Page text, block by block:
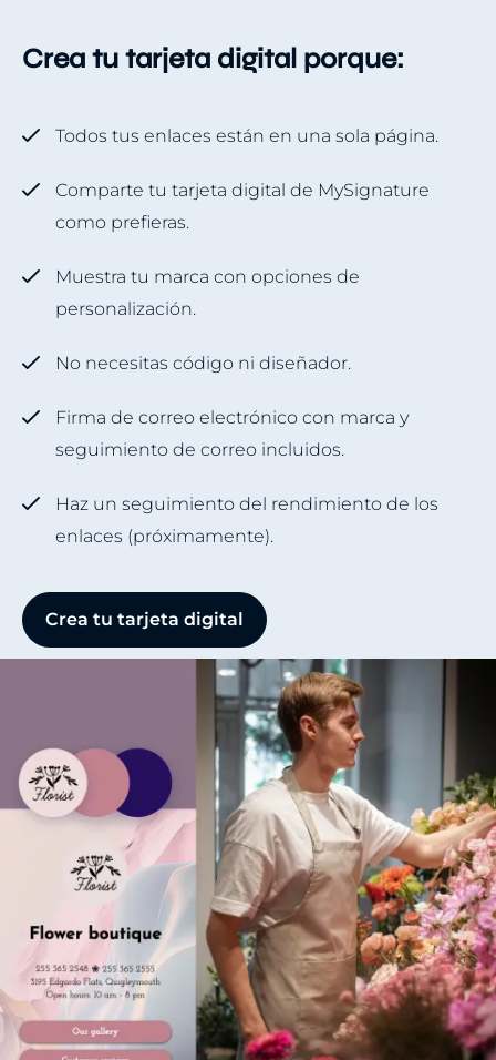
Crea tu tarjeta digital porque:
Todos tus enlaces están en una sola página.
Comparte tu tarjeta digital de MySignature
como prefieras.
Muestra tu marca con opciones de
personalización.
No necesitas código ni diseñador.
Firma de correo electrónico con marca y
seguimiento de correo incluidos.
Haz un seguimiento del rendimiento de los
enlaces (próximamente).
Crea tu tarjeta digital